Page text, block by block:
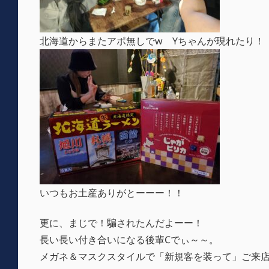
北海道からまたアポ無しでw Yちゃんが現れたり！
いつもお土産ありがとーーー！！
更に、まじで！騙されたんだよーー！
長い長い付き合いになる後輩Cでぃ～～。
メガネ＆マスクスタイルで「新規客を装って」ご来